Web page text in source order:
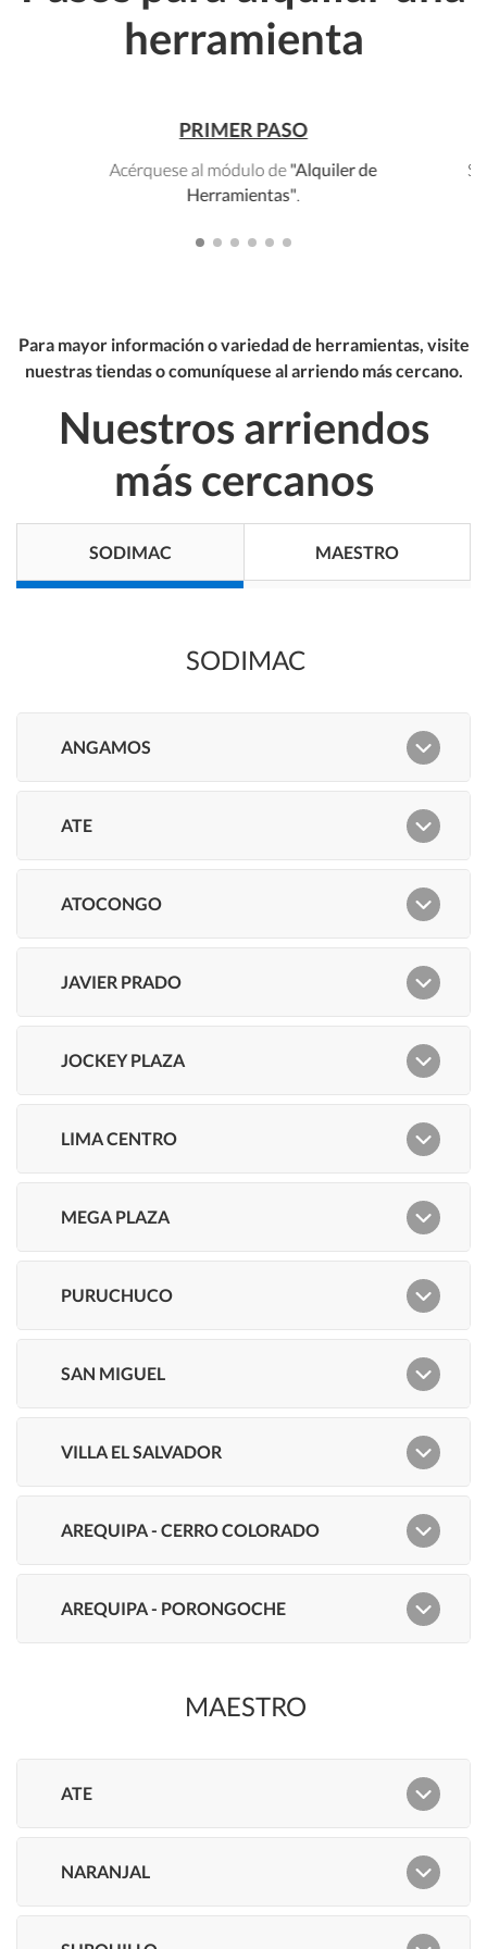
herramienta
PRIMER PASO
Acérquese al módulo de"Alquiler de
Herramientas"
Para mayor información o variedad de herramientas, visite
nuestras tiendas o comuníquese al arriendo más cercano.
Nuestros arriendos
más cercanos
SODIMAC MAESTRO
SODIMAC
MAESTRO